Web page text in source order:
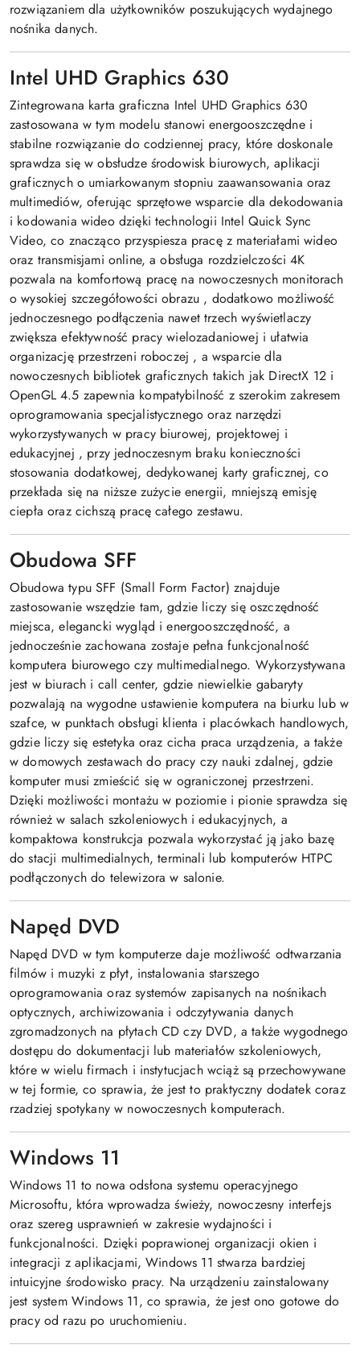
rozwiązaniem dla użytkowników poszukujących wydajnego
nośnika danych.
Intel UHD Graphics 630
Zintegrowana karta graficzna Intel UHD Graphics 630
zastosowana w tym modelu stanowi energooszczędne i
stabilne rozwiązanie do codziennej pracy, które doskonale
sprawdza się w obsłudze środowisk biurowych, aplikacji
graficznych o umiarkowanym stopniu zaawansowania oraz
multimediów, oferując sprzętowe wsparcie dla dekodowania
i kodowania wideo dzięki technologii Intel Quick Sync
Video, co znacząco przyspiesza pracę z materiałami wideo
oraz transmisjami online, a obsługa rozdzielczości 4K
pozwala na komfortową pracę na nowoczesnych monitorach
o wysokiej szczegółowości obrazu , dodatkowo możliwość
jednoczesnego podłączenia nawet trzech wyświetlaczy
zwiększa efektywność pracy wielozadaniowej i ułatwia
organizację przestrzeni roboczej , a wsparcie dla
nowoczesnych bibliotek graficznych takich jak DirectX 12 i
OpenGL 4.5 zapewnia kompatybilność z szerokim zakresem
oprogramowania specjalistycznego oraz narzędzi
wykorzystywanych w pracy biurowej, projektowej i
edukacyjnej , przy jednoczesnym braku konieczności
stosowania dodatkowej, dedykowanej karty graficznej, co
przekłada się na niższe zużycie energii, mniejszą emisję
ciepła oraz cichszą pracę całego zestawu.
Obudowa SFF
Obudowa typu SFF (Small Form Factor) znajduje
zastosowanie wszędzie tam, gdzie liczy się oszczędność
miejsca, elegancki wygląd i energooszczędność, a
jednocześnie zachowana zostaje pełna funkcjonalność
komputera biurowego czy multimedialnego. Wykorzystywana
jest w biurach i call center, gdzie niewielkie gabaryty
pozwalają na wygodne ustawienie komputera na biurku lub w
szafce, w punktach obsługi klienta i placówkach handlowych,
gdzie liczy się estetyka oraz cicha praca urządzenia, a także
w domowych zestawach do pracy czy nauki zdalnej, gdzie
komputer musi zmieścić się w ograniczonej przestrzeni.
Dzięki możliwości montażu w poziomie i pionie sprawdza się
również w salach szkoleniowych i edukacyjnych, a
kompaktowa konstrukcja pozwala wykorzystać ją jako bazę
do stacji multimedialnych, terminali lub komputerów HTPC
podłączonych do telewizora w salonie.
Napęd DVD
Napęd DVD w tym komputerze daje możliwość odtwarzania
filmów i muzyki z płyt, instalowania starszego
oprogramowania oraz systemów zapisanych na nośnikach
optycznych, archiwizowania i odczytywania danych
zgromadzonych na płytach CD czy DVD, a także wygodnego
dostępu do dokumentacji lub materiałów szkoleniowych,
które w wielu firmach i instytucjach wciąż są przechowywane
w tej formie, co sprawia, że jest to praktyczny dodatek coraz
rzadziej spotykany w nowoczesnych komputerach.
Windows 11
Windows 11 to nowa odsłona systemu operacyjnego
Microsoftu, która wprowadza świeży, nowoczesny interfejs
oraz szereg usprawnień w zakresie wydajności i
funkcjonalności. Dzięki poprawionej organizacji okien i
integracji z aplikacjami, Windows 11 stwarza bardziej
intuicyjne środowisko pracy. Na urządzeniu zainstalowany
jest system Windows 11, co sprawia, że jest ono gotowe do
pracy od razu po uruchomieniu.